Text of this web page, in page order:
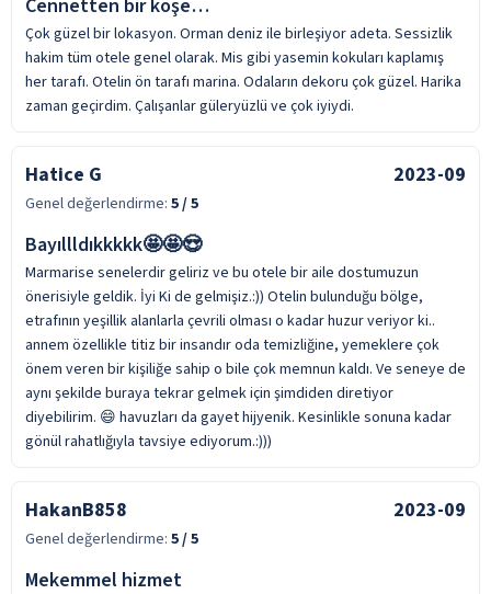
Cennetten bir köşe…
Çok güzel bir lokasyon. Orman deniz ile birleşiyor adeta. Sessizlik
hakim tüm otele genel olarak. Mis gibi yasemin kokuları kaplamış
her tarafı. Otelin ön tarafı marina. Odaların dekoru çok güzel. Harika
zaman geçirdim. Çalışanlar güleryüzlü ve çok iyiydi.
Hatice G 2023-09
Genel değerlendirme: 5/ 5
Bayıllldıkkkkk🤩🤩😍
Marmarise senelerdir geliriz ve bu otele bir aile dostumuzun
önerisiyle geldik. İyi Ki de gelmişiz.:)) Otelin bulunduğu bölge,
etrafının yeşillik alanlarla çevrili olması o kadar huzur veriyor ki..
annem özellikle titiz bir insandır oda temizliğine, yemeklere çok
önem veren bir kişiliğe sahip o bile çok memnun kaldı. Ve seneye de
aynı şekilde buraya tekrar gelmek için şimdiden diretiyor
diyebilirim. 😄 havuzları da gayet hijyenik. Kesinlikle sonuna kadar
gönül rahatlığıyla tavsiye ediyorum.:)))
HakanB858 2023-09
Genel değerlendirme: 5/ 5
Mekemmel hizmet